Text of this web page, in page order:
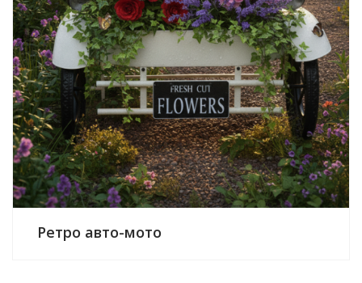
Ретро авто-мото